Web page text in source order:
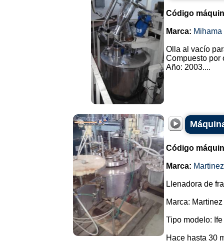
Código
Marca:
Olla al vacío
Compuesto por
Año: 2003....
Código
Marca:
Llenadora de
Marca:
Tipo modelo: Ife
Hace hasta 30